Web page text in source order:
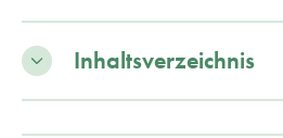
Inhaltsverzeichnis